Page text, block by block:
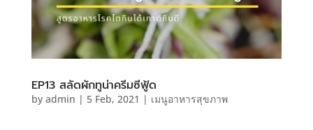
EP13 สลัดผักทูน่าครีมซีฟู้ด
by admin | 5 Feb, 2021 | เมนูอาหารสุขภาพ